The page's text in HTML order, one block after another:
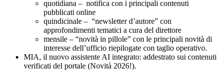
quotidiana – notifica con i principali contenuti
pubblicati online
quindicinale – “newsletter d’autore” con
approfondimenti tematici a cura del direttore
mensile – “novità in pillole” con le principali novità di
interesse dell’ufficio riepilogate con taglio operativo.
MIA, il nuovo assistente AI integrato: addestrato sui contenuti
verificati del portale (Novità 2026!).